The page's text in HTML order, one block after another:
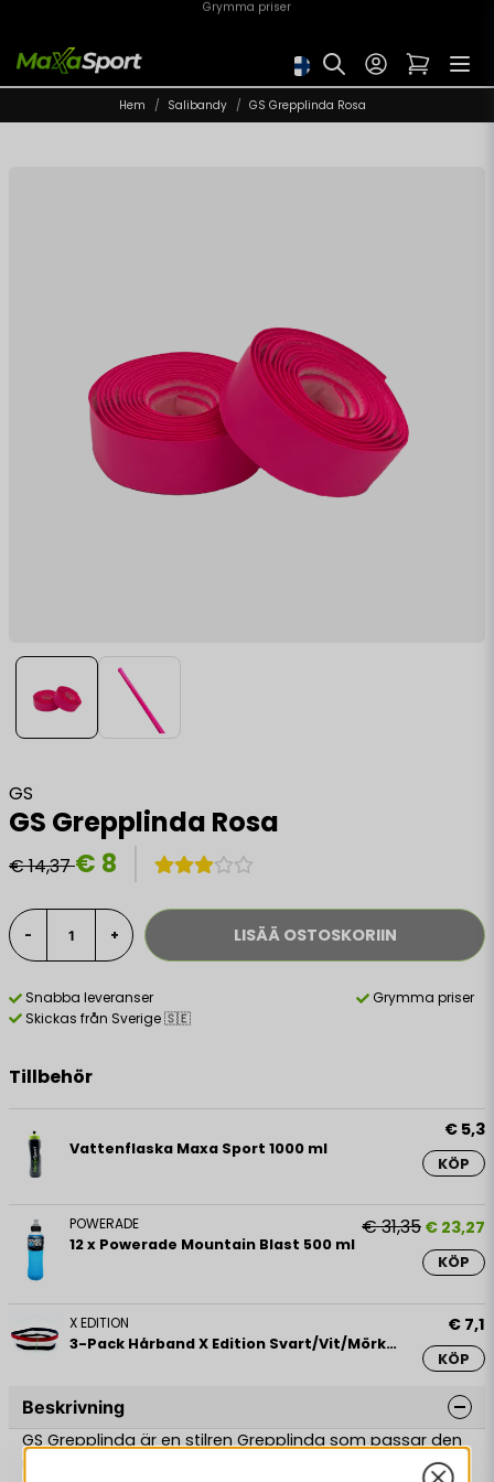
Skickas från Sverige 🇸🇪
Hem Salibandy GS Grepplinda Rosa
GS
GS Grepplinda Rosa
€ 14,37€ 8
- + LISÄÄ OSTOSKORIIN
Snabba leveranser
Grymma priser
Skickas från Sverige 🇸🇪
Tillbehör
Vattenflaska Maxa Sport 1000 ml
€ 5,3
KÖP
POWERADE
12 x Powerade Mountain Blast 500 ml
€ 31,35 € 23,27
KÖP
X EDITION
3-Pack Hårband X Edition Svart/Vit/Mörkröd
€ 7,1
KÖP
Beskrivning
GS Grepplinda är en stilren Grepplinda som passar den
medvetna spelaren med högsta krav. Grepplindan är